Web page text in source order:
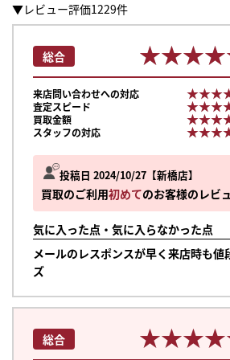
▼レビュー評価1229件
投稿日 2024/10/27 新橋店
買取のご利用初めてのお客様のレビ
気に入った点・気に入らなかった点
メールのレスポンスが早く来店時も値
ズ
総合
来店問い合わせへの対応
査定スピード
買取金額
スタッフの対応
総合